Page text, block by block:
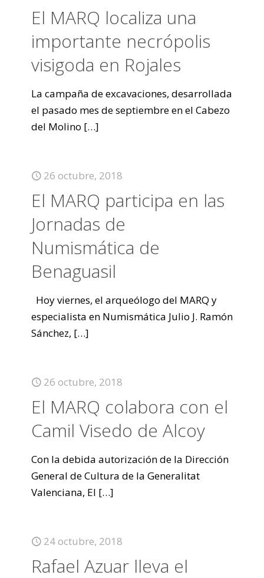
El MARQ localiza una
importante necrópolis
visigoda en Rojales
La campaña de excavaciones, desarrollada
el pasado mes de septiembre en el Cabezo
del Molino […]
26 octubre, 2018
El MARQ participa en las
Jornadas de
Numismática de
Benaguasil
Hoy viernes, el arqueólogo del MARQ y
especialista en Numismática Julio J. Ramón
Sánchez, […]
26 octubre, 2018
El MARQ colabora con el
Camil Visedo de Alcoy
Con la debida autorización de la Dirección
General de Cultura de la Generalitat
Valenciana, El […]
24 octubre, 2018
Rafael Azuar lleva el